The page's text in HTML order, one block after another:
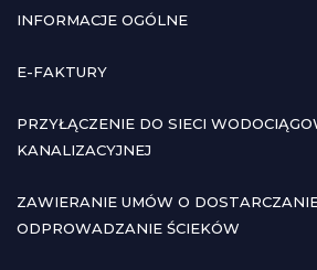
INFORMACJE OGÓLNE
E-FAKTURY
PRZYŁĄCZENIE DO SIECI
KANALIZACYJNEJ
ZAWIERANIE UMÓW O
ODPROWADZANIE ŚCIEKÓW